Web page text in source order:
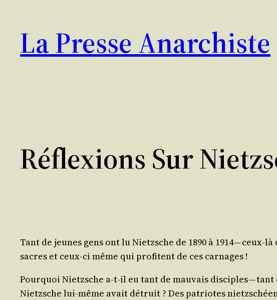
contenu
La Presse Anarchiste
Réflexions Sur
Tant de jeunes gens ont lu Nietzsche de 1890 à 1914 —
sacres et ceux-ci même qui pro­fitent de ces carnages !
Pour­quoi Nietzsche a‑t-il eu tant de mau­vais dis­ciples —
Nietzsche lui-même avait détruit ? Des patriotes